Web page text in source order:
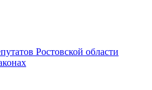
Ростовской области